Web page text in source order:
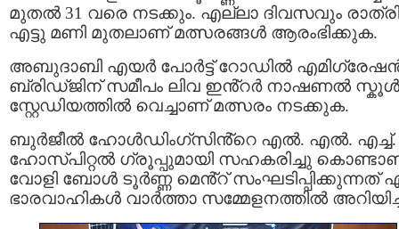
മുതൽ 31 വരെ നടക്കും. എല്ലാ ദിവസവും രാത്രി
എട്ടു മണി മുതലാണ് മത്സരങ്ങൾ ആരംഭിക്കുക.
അബുദാബി എയർ പോർട്ട് റോഡിൽ
ബ്രിഡ്ജിന് സമീപം ലിവ ഇൻ്റർ നാഷണൽ സ്കൂൾ
സ്റ്റേഡിയത്തിൽ വെച്ചാണ് മത്സരം നടക്കുക.
ബുർജീൽ ഹോൾഡിംഗ്സിൻ്റെ എൽ. എൽ. എച്ച്.
ഹോസ്പിറ്റൽ ഗ്രൂപ്പുമായി സഹകരിച്ചു
വോളി ബോൾ ടൂർണ്ണ മെൻ്റ് സംഘടിപ്പിക്കുന്നത്
ഭാരവാഹികൾ വാർത്താ സമ്മേളനത്തിൽ